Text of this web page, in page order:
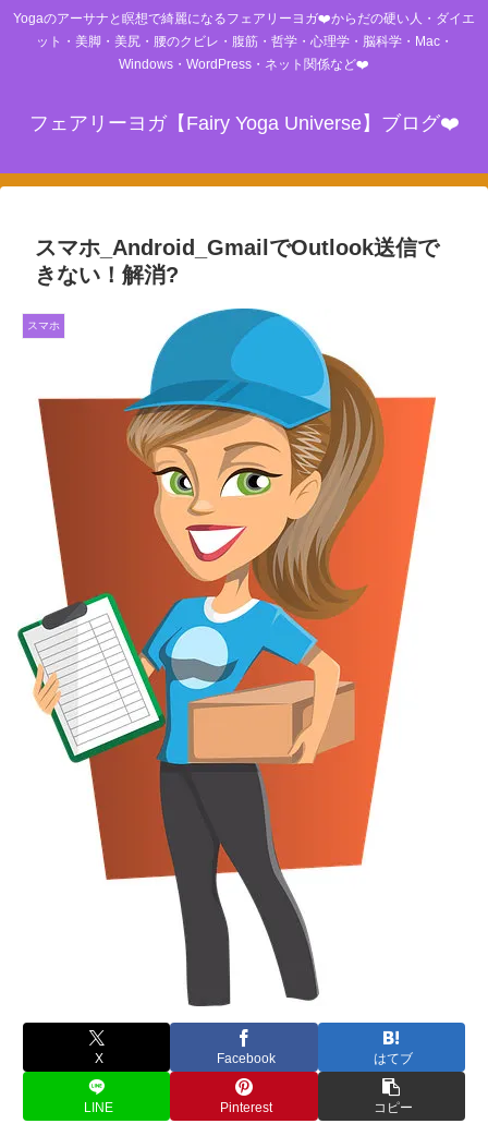
Yogaのアーサナと瞑想で綺麗になるフェアリーヨガ❤️からだの硬い人・ダイエ
ット・美脚・美尻・腰のクビレ・腹筋・哲学・心理学・脳科学・Mac・
Windows・WordPress・ネット関係など❤️
フェアリーヨガ【Fairy Yoga Universe】ブログ❤️
スマホ_Android_GmailでOutlook送信で
きない！解消?
スマホ
X Facebook はてブ
LINE Pinterest コピー